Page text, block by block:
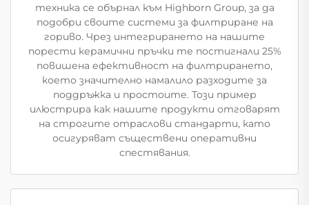
техника се обърнал към Highborn Group, за да
подобри своите системи за филтриране на
гориво. Чрез интегрирането на нашите
порести керамични пръчки те постигнали 25%
повишена ефективност на филтрирането,
което значително намалило разходите за
поддръжка и простоите. Този пример
илюстрира как нашите продукти отговарят
на строгите отраслови стандарти, като
осигуряват съществени оперативни
спестявания.